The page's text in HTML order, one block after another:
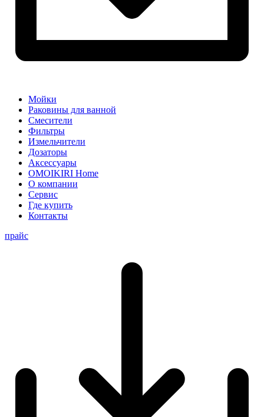
Мойки
Раковины для ванной
Смесители
Фильтры
Измельчители
Дозаторы
Аксессуары
OMOIKIRI Home
О компании
Сервис
Где купить
Контакты
прайс